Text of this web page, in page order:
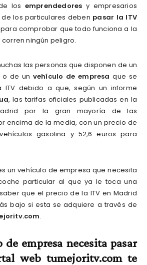
los emprendedores y empresarios
los particulares deben pasar la ITV
comprobar que todo funciona a la
ningún peligro.
las personas que disponen de un
o de un vehículo de empresa que se
ITV debido a que, según un informe
, las tarifas oficiales publicadas en la
por la gran mayoría de las
encima de la media, con un precio de
gasolina y 52,6 euros para
un vehículo de empresa que necesita
particular al que ya le toca una
que el precio de la ITV en Madrid
bajo si esta se adquiere a través de
.
empresa necesita pasar
web tumejoritv.com te